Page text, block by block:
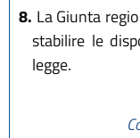
8. La Giunta
stabilire le
legge.